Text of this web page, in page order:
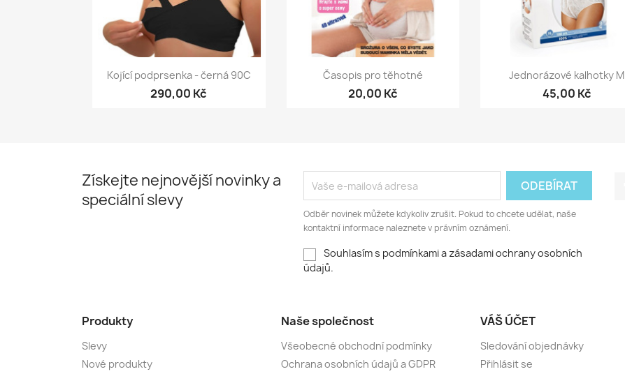
Rychlý náhled
Kojící podprsenka - černá 90C
290,00 Kč
Rychlý náhled
Časopis pro těhotné
20,00 Kč
Rychlý náhled
Jednorázové kalhotky M
45,00 Kč
Získejte nejnovější novinky a
speciální slevy
Odběr novinek můžete kdykoliv zrušit. Pokud to chcete udělat, naše
kontaktní informace naleznete v právním oznámení.
Souhlasím s podmínkami a zásadami ochrany osobních
údajů.
Produkty
Slevy
Nové produkty
Naše společnost
Všeobecné obchodní podmínky
Ochrana osobních údajů a GDPR
VÁŠ ÚČET
Sledování objednávky
Přihlásit se